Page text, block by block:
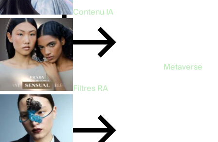
Contenu IA
Filtres RA
Metaverse
3